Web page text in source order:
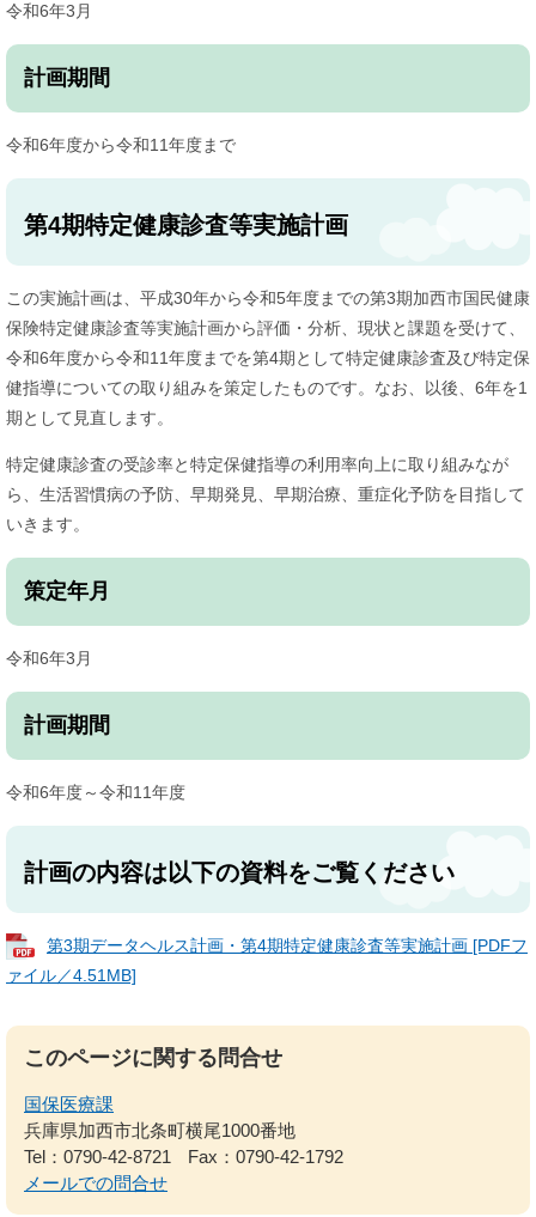
令和6年3月
計画期間
令和6年度から令和11年度まで
第4期特定健康診査等実施計画
この実施計画は、平成30年から令和5年度までの第3期加西市国民健康
保険特定健康診査等実施計画から評価・分析、現状と課題を受けて、
令和6年度から令和11年度までを第4期として特定健康診査及び特定保
健指導についての取り組みを策定したものです。なお、以後、6年を1
期として見直します。
特定健康診査の受診率と特定保健指導の利用率向上に取り組みなが
ら、生活習慣病の予防、早期発見、早期治療、重症化予防を目指して
いきます。
策定年月
令和6年3月
計画期間
令和6年度～令和11年度
計画の内容は以下の資料をご覧ください
第3期データヘルス計画・第4期特定健康診査等実施計画 [PDFフ
ァイル／4.51MB]
このページに関する問合せ
国保医療課
兵庫県加西市北条町横尾1000番地
Tel：0790-42-8721
Fax：0790-42-1792
メールでの問合せ